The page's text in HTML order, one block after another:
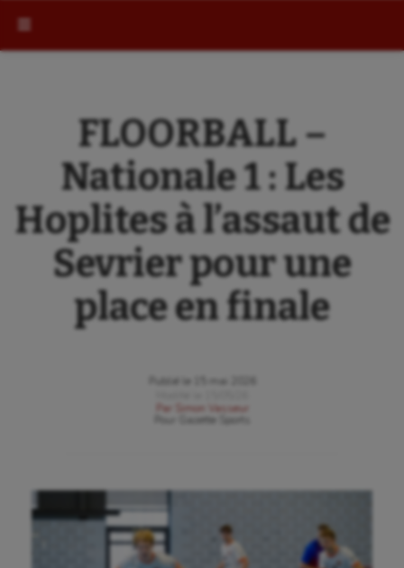
FLOORBALL –
Nationale 1 : Les
Hoplites à l’assaut de
Sevrier pour une
place en finale
Publié le
15 mai 2026
Par
Simon Vasseur
Gazette Sports